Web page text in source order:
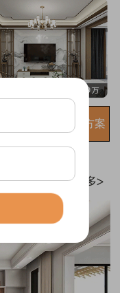
免费获取装修方案